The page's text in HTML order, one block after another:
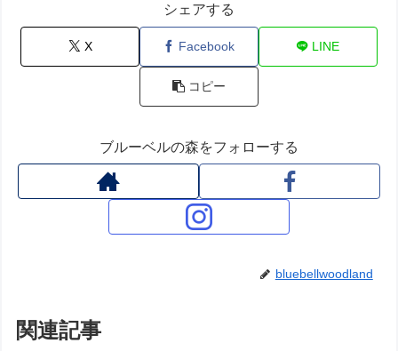
シェアする
X Facebook LINE
コピー
ブルーベルの森をフォローする
bluebellwoodland
関連記事